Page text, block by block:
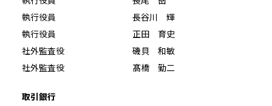
執行役員 長谷川 輝
執行役員 正田 育史
社外監査役 磯貝 和敏
社外監査役 髙橋 勤二
取引銀行